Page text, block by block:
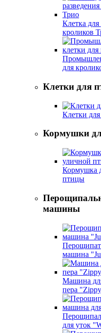
Клетка для
кроликов
для
Клетки для
Клетки
Кормушки
Кормушка
птицы
машины
машина
Машина
пера
для уток